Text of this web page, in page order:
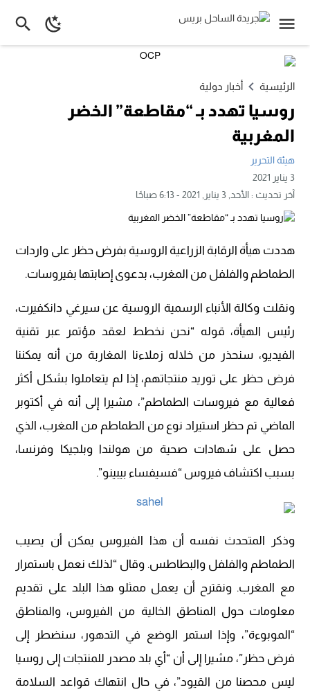
الرئيسية أخبار دولية
روسيا تهدد بـ “مقاطعة” الخضر
المغربية
هيئة التحرير
3 يناير 2021
آخر تحديث :الأحد, 3 يناير, 2021 - 6:13 صباحًا
هددت هيأة الرقابة الزراعية الروسية بفرض حظر على واردات
الطماطم والفلفل من المغرب، بدعوى إصابتها بفيروسات.
ونقلت وكالة الأنباء الرسمية الروسية عن سيرغي دانكفيرت،
رئيس الهيأة، قوله “نحن نخطط لعقد مؤتمر عبر تقنية
الفيديو، سنحذر من خلاله زملاءنا المغاربة من أنه يمكننا
فرض حظر على توريد منتجاتهم، إذا لم يتعاملوا بشكل أكثر
فعالية مع فيروسات الطماطم”، مشيرا إلى أنه في أكتوبر
الماضي تم حظر استيراد نوع من الطماطم من المغرب، الذي
حصل على شهادات صحية من هولندا وبلجيكا وفرنسا،
بسبب اكتشاف فيروس “فسيفساء بيبينو”.
وذكر المتحدث نفسه أن هذا الفيروس يمكن أن يصيب
الطماطم والفلفل والبطاطس. وقال “لذلك نعمل باستمرار
مع المغرب. ونقترح أن يعمل ممثلو هذا البلد على تقديم
معلومات حول المناطق الخالية من الفيروس، والمناطق
“الموبوءة”، وإذا استمر الوضع في التدهور، سنضطر إلى
فرض حظر”، مشيرا إلى أن “أي بلد مصدر للمنتجات إلى روسيا
ليس محصنا من القيود”، في حال انتهاك قواعد السلامة